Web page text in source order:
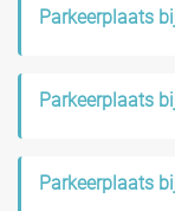
Parkeerplaats
Parkeerplaats
Parkeerplaats